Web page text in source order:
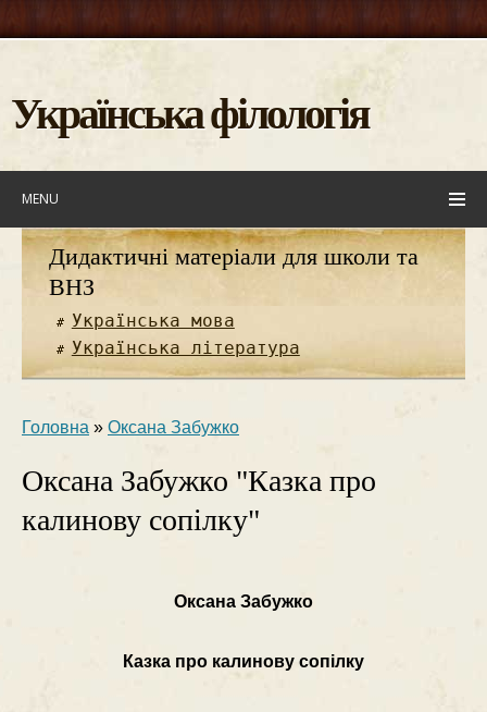
Українська філологія
MENU
Дидактичні матеріали для школи та
ВНЗ
Українська мова
Українська література
Головна » Оксана Забужко
Оксана Забужко "Казка про
калинову сопілку"
Оксана Забужко
Казка про калинову сопілку